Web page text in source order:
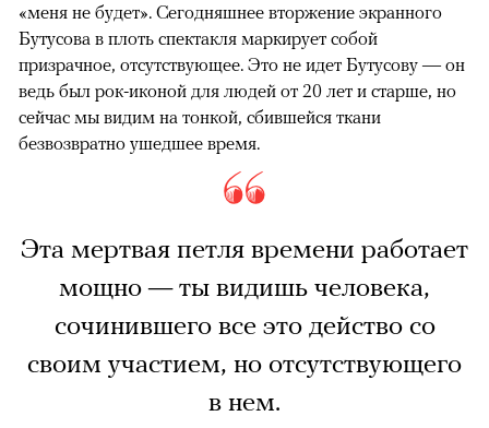
«меня не будет». Сегодняшнее вторжение экранного
Бутусова в плоть спектакля маркирует собой
призрачное, отсутствующее. Это не идет Бутусову — он
ведь был рок-иконой для людей от 20 лет и старше, но
сейчас мы видим на тонкой, сбившейся ткани
безвозвратно ушедшее время.
Эта мертвая петля времени работает
мощно — ты видишь человека,
сочинившего все это действо со
своим участием, но отсутствующего
в нем.